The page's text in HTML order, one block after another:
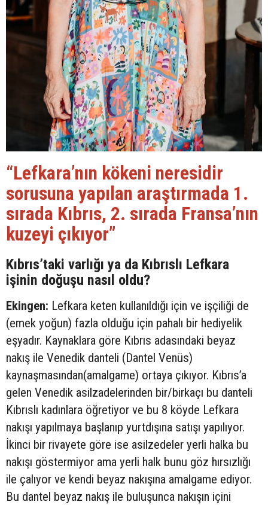
“Lefkara’nın kökeni neresidir
sorusuna yapılan araştırmada 1.
sırada Kıbrıs, 2. sırada Fransa’nın
kuzeyi çıkıyor”
Kıbrıs’taki varlığı ya da Kıbrıslı Lefkara
işinin doğuşu nasıl oldu?
Ekingen: Lefkara keten kullanıldığı için ve işçiliği de
(emek yoğun) fazla olduğu için pahalı bir hediyelik
eşyadır. Kaynaklara göre Kıbrıs adasındaki beyaz
nakış ile Venedik danteli (Dantel Venüs)
kaynaşmasından(amalgame) ortaya çıkıyor. Kıbrıs’a
gelen Venedik asilzadelerinden bir/birkaçı bu danteli
Kıbrıslı kadınlara öğretiyor ve bu 8 köyde Lefkara
nakışı yapılmaya başlanıp yurtdışına satışı yapılıyor.
İkinci bir rivayete göre ise asilzedeler yerli halka bu
nakışı göstermiyor ama yerli halk bunu göz hırsızlığı
ile çalıyor ve kendi beyaz nakışına amalgame ediyor.
Bu dantel beyaz nakış ile buluşunca nakışın içini